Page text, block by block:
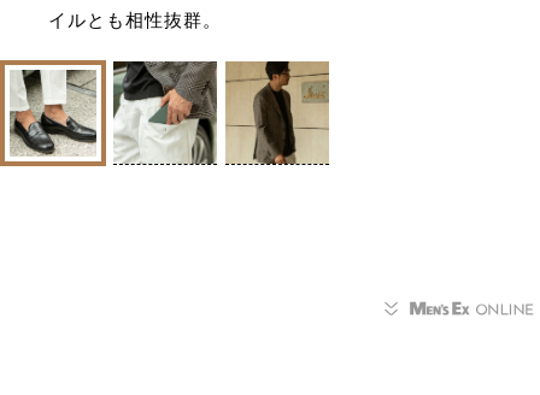
イルとも相性抜群。